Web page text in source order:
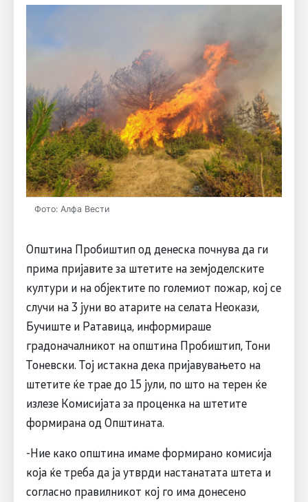
Фото: Алфа Вести
Општина Пробиштип од денеска почнува да ги
прима пријавите за штетите на земјоделските
култури и на објектите по големиот пожар, кој се
случи на 3 јуни во атарите на селата Неокази,
Бучиште и Ратавица, информираше
градоначалникот на општина Пробиштип, Тони
Тоневски. Тој истакна дека пријавувањето на
штетите ќе трае до 15 јули, по што на терен ќе
излезе Комисијата за проценка на штетите
формирана од Општината.
-Ние како општина имаме формирано комисија
која ќе треба да ја утврди настанатата штета и
согласно правилникот кој го има донесено